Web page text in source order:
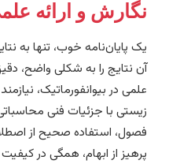
و ارائه علمی
پایان‌نامه خوب، تنها به نتایج قوی
نتایج را به شکلی واضح، دقیق و
در بیوانفورماتیک، نیازمند
با جزئیات فنی محاسباتی
استفاده صحیح از
از ابهام، همگی در کیفیت